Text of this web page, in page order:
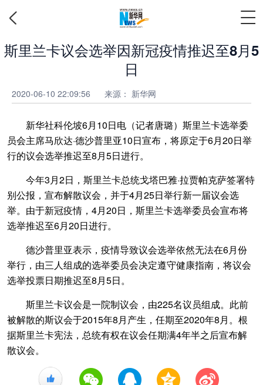
斯里兰卡议会选举因新冠疫情推迟至8月5
日
2020-06-10 22:09:56 来源： 新华网
新华社科伦坡6月10日电（记者唐璐）斯里兰卡选举委
员会主席马欣达·德沙普里亚10日宣布，将原定于6月20日举
行的议会选举推迟至8月5日进行。
今年3月2日，斯里兰卡总统戈塔巴雅·拉贾帕克萨签署特
别公报，宣布解散议会，并于4月25日举行新一届议会选
举。由于新冠疫情，4月20日，斯里兰卡选举委员会宣布将
选举推迟至6月20日进行。
德沙普里亚表示，疫情导致议会选举依然无法在6月份
举行，由三人组成的选举委员会决定遵守健康指南，将议会
选举投票日期推迟至8月5日。
斯里兰卡议会是一院制议会，由225名议员组成。此前
被解散的斯议会于2015年8月产生，任期至2020年8月。根
据斯里兰卡宪法，总统有权在议会任期满4年半之后宣布解
散议会。
+1